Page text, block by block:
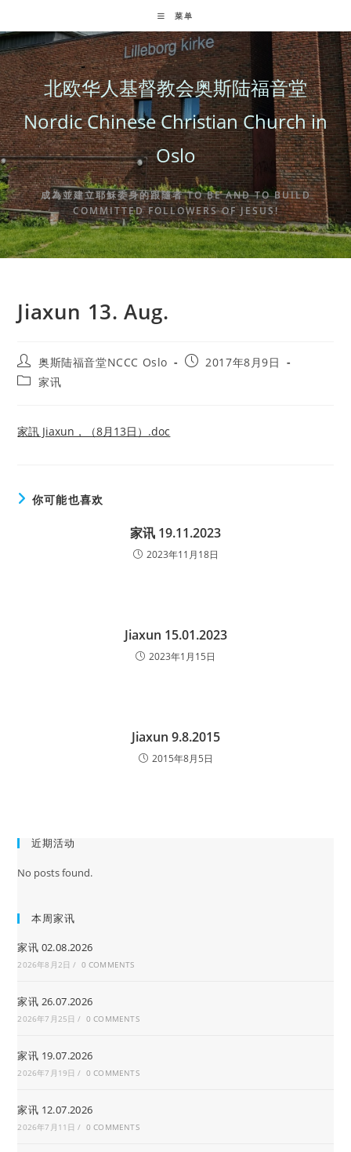
to
content
菜单
北欧华人基督教会奥斯陆福音堂
Nordic Chinese Christian Church in
Oslo
成為並建立耶穌委身的跟隨者 TO BE AND TO BUILD
COMMITTED FOLLOWERS OF JESUS!
Jiaxun 13. Aug.
Post
author:
奥斯陆福音堂NCCC Oslo
Post2017年8月9日
Post家讯
家訊 Jiaxun，（8月13日）.doc
你可能也喜欢
家讯 19.11.2023
2023年11月18日
Jiaxun 15.01.2023
2023年1月15日
Jiaxun 9.8.2015
2015年8月5日
近期活动
No posts found.
本周家讯
家讯 02.08.2026
2026年8月2日 / 0 COMMENTS
家讯 26.07.2026
2026年7月25日 / 0 COMMENTS
家讯 19.07.2026
2026年7月19日 / 0 COMMENTS
家讯 12.07.2026
2026年7月11日 / 0 COMMENTS